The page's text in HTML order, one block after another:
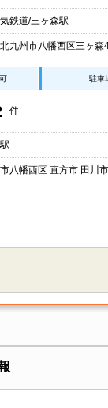
鉄道/三ヶ森駅
九州市八幡西区三ヶ森
駐車
件
八幡西区 直方市 田川